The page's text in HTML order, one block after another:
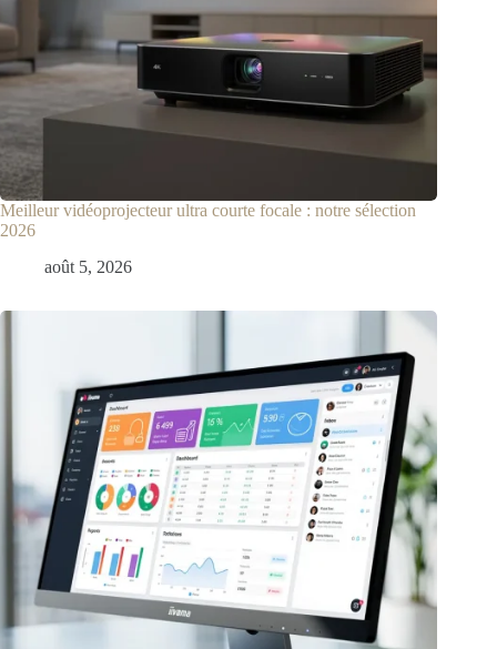
Meilleur vidéoprojecteur ultra courte focale : notre sélection
2026
août 5, 2026